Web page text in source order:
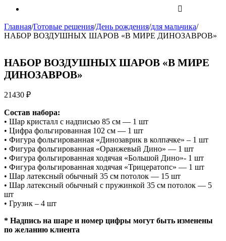
Главная/Готовые решения/День рождения/для мальчика/
НАБОР ВОЗДУШНЫХ ШАРОВ «В МИРЕ ДИНОЗАВРОВ»
НАБОР ВОЗДУШНЫХ ШАРОВ «В МИРЕ
ДИНОЗАВРОВ»
21430 ₽
Состав набора:
• Шар кристалл с надписью 85 см — 1 шт
• Цифра фольгированная 102 см — 1 шт
• Фигура фольгированная «Динозаврик в колпачке» – 1 шт
• Фигура фольгированная «Оранжевый Дино» — 1 шт
• Фигура фольгированная ходячая «Большой Дино»- 1 шт
• Фигура фольгированная ходячая «Трицератопс» — 1 шт
• Шар латексный обычный 35 см потолок — 15 шт
• Шар латексный обычный с пружинкой 35 см потолок — 5
шт
• Грузик – 4 шт
* Надпись на шаре и номер цифры могут быть изменены
по желанию клиента